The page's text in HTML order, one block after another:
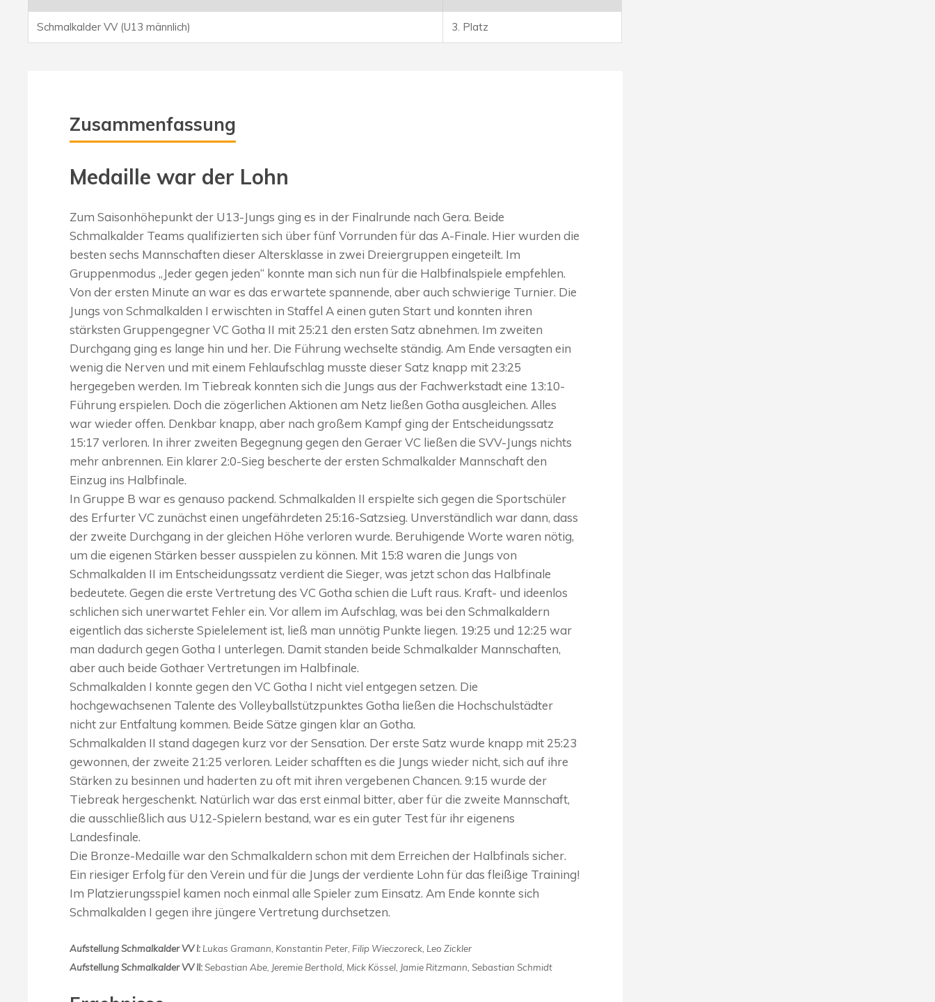
Schmalkalder VV (U13 männlich) 3. Platz
Zusammenfassung
Medaille war der Lohn
Zum Saisonhöhepunkt der U13-Jungs ging es in der Finalrunde nach Gera. Beide
Schmalkalder Teams qualifizierten sich über fünf Vorrunden für das A-Finale. Hier wurden die
besten sechs Mannschaften dieser Altersklasse in zwei Dreiergruppen eingeteilt. Im
Gruppenmodus „Jeder gegen jeden“ konnte man sich nun für die Halbfinalspiele empfehlen.
Von der ersten Minute an war es das erwartete spannende, aber auch schwierige Turnier. Die
Jungs von Schmalkalden I erwischten in Staffel A einen guten Start und konnten ihren
stärksten Gruppengegner VC Gotha II mit 25:21 den ersten Satz abnehmen. Im zweiten
Durchgang ging es lange hin und her. Die Führung wechselte ständig. Am Ende versagten ein
wenig die Nerven und mit einem Fehlaufschlag musste dieser Satz knapp mit 23:25
hergegeben werden. Im Tiebreak konnten sich die Jungs aus der Fachwerkstadt eine 13:10-
Führung erspielen. Doch die zögerlichen Aktionen am Netz ließen Gotha ausgleichen. Alles
war wieder offen. Denkbar knapp, aber nach großem Kampf ging der Entscheidungssatz
15:17 verloren. In ihrer zweiten Begegnung gegen den Geraer VC ließen die SVV-Jungs nichts
mehr anbrennen. Ein klarer 2:0-Sieg bescherte der ersten Schmalkalder Mannschaft den
Einzug ins Halbfinale.
In Gruppe B war es genauso packend. Schmalkalden II erspielte sich gegen die Sportschüler
des Erfurter VC zunächst einen ungefährdeten 25:16-Satzsieg. Unverständlich war dann, dass
der zweite Durchgang in der gleichen Höhe verloren wurde. Beruhigende Worte waren nötig,
um die eigenen Stärken besser ausspielen zu können. Mit 15:8 waren die Jungs von
Schmalkalden II im Entscheidungssatz verdient die Sieger, was jetzt schon das Halbfinale
bedeutete. Gegen die erste Vertretung des VC Gotha schien die Luft raus. Kraft- und ideenlos
schlichen sich unerwartet Fehler ein. Vor allem im Aufschlag, was bei den Schmalkaldern
eigentlich das sicherste Spielelement ist, ließ man unnötig Punkte liegen. 19:25 und 12:25 war
man dadurch gegen Gotha I unterlegen. Damit standen beide Schmalkalder Mannschaften,
aber auch beide Gothaer Vertretungen im Halbfinale.
Schmalkalden I konnte gegen den VC Gotha I nicht viel entgegen setzen. Die
hochgewachsenen Talente des Volleyballstützpunktes Gotha ließen die Hochschulstädter
nicht zur Entfaltung kommen. Beide Sätze gingen klar an Gotha.
Schmalkalden II stand dagegen kurz vor der Sensation. Der erste Satz wurde knapp mit 25:23
gewonnen, der zweite 21:25 verloren. Leider schafften es die Jungs wieder nicht, sich auf ihre
Stärken zu besinnen und haderten zu oft mit ihren vergebenen Chancen. 9:15 wurde der
Tiebreak hergeschenkt. Natürlich war das erst einmal bitter, aber für die zweite Mannschaft,
die ausschließlich aus U12-Spielern bestand, war es ein guter Test für ihr eigenens
Landesfinale.
Die Bronze-Medaille war den Schmalkaldern schon mit dem Erreichen der Halbfinals sicher.
Ein riesiger Erfolg für den Verein und für die Jungs der verdiente Lohn für das fleißige Training!
Im Platzierungsspiel kamen noch einmal alle Spieler zum Einsatz. Am Ende konnte sich
Schmalkalden I gegen ihre jüngere Vertretung durchsetzen.
Aufstellung Schmalkalder VV I: Lukas Gramann, Konstantin Peter, Filip Wieczoreck, Leo Zickler
Aufstellung Schmalkalder VV II:Sebastian Abe, Jeremie Berthold, Mick Kössel, Jamie Ritzmann, Sebastian Schmidt